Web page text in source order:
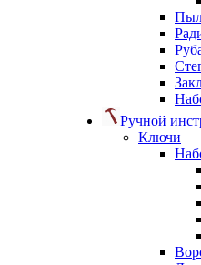
Ручной
Ключи